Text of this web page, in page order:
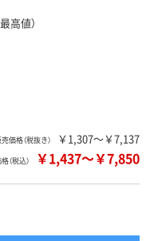
高値）
価格（税抜き） ￥1,307～￥7,137
（税込） ￥1,437～￥7,850